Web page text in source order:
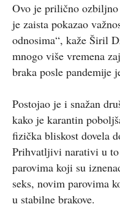
Ovo je prilično
je zaista pokazao
odnosima“, kaže Širil
mnogo više vremena
braka posle pandemije
Postojao je i snažan
kako je karantin
fizička bliskost dovela
Prihvatljivi narativi u
parovima koji su
seks, novim parovima
u stabilne brakove.